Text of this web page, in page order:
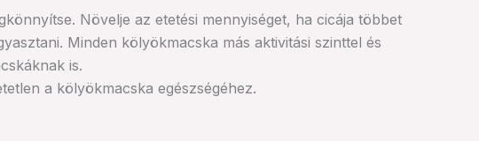
Növelje az etetési mennyiséget, ha cicája többet
Minden kölyökmacska más aktivitási szinttel és
is.
a kölyökmacska egészségéhez.